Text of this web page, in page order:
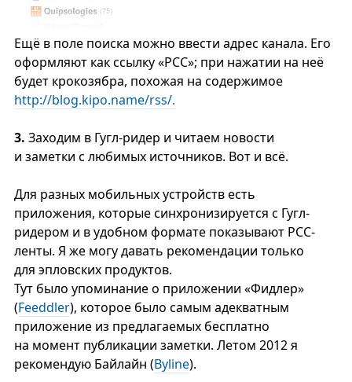
Ещё в поле поиска можно ввести адрес канала. Его
оформляют как ссылку «РСС»; при нажатии на неё
будет крокозябра, похожая на содержимое
http://blog.kipo.name/rss/.
3. Заходим в Гугл-ридер и читаем новости
и заметки с любимых источников. Вот и всё.
Для разных мобильных устройств есть
приложения, которые синхронизируется с Гугл-
ридером и в удобном формате показывают PCC-
ленты. Я же могу давать рекомендации только
для эпловских продуктов.
Тут было упоминание о приложении «Фидлер»
(Feeddler), которое было самым адекватным
приложение из предлагаемых бесплатно
на момент публикации заметки. Летом 2012 я
рекомендую Байлайн (Byline).